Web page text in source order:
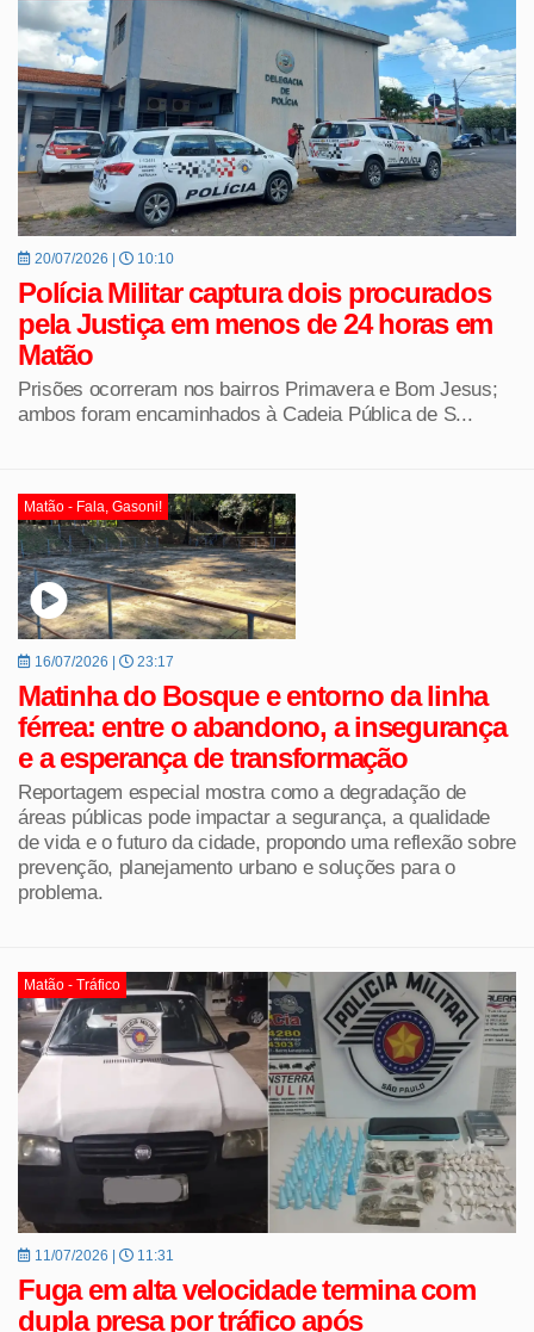
20/07/2026 | 10:10
Polícia Militar captura dois procurados
pela Justiça em menos de 24 horas em
Matão
Prisões ocorreram nos bairros Primavera e Bom Jesus;
ambos foram encaminhados à Cadeia Pública de S...
Matão - Fala, Gasoni!
16/07/2026 | 23:17
Matinha do Bosque e entorno da linha
férrea: entre o abandono, a insegurança
e a esperança de transformação
Reportagem especial mostra como a degradação de
áreas públicas pode impactar a segurança, a qualidade
de vida e o futuro da cidade, propondo uma reflexão sobre
prevenção, planejamento urbano e soluções para o
problema.
Matão - Tráfico
11/07/2026 | 11:31
Fuga em alta velocidade termina com
dupla presa por tráfico após